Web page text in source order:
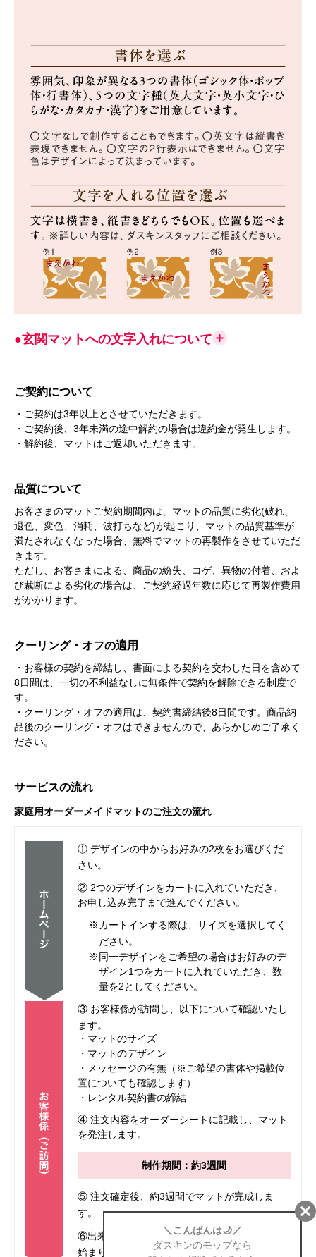
●玄関マットへの文字入れについて
ご契約について
・ご契約は3年以上とさせていただきます。
・ご契約後、3年未満の途中解約の場合は違約金が発生します。
・解約後、マットはご返却いただきます。
品質について
お客さまのマットご契約期間内は、マットの品質に劣化(破れ、
退色、変色、消耗、波打ちなど)が起こり、マットの品質基準が
満たされなくなった場合、無料でマットの再製作をさせていただ
きます。
ただし、お客さまによる、商品の紛失、コゲ、異物の付着、およ
び裁断による劣化の場合は、ご契約経過年数に応じて再製作費用
がかかります。
クーリング・オフの適用
・お客様の契約を締結し、書面による契約を交わした日を含めて
8日間は、一切の不利益なしに無条件で契約を解除できる制度で
す。
・クーリング・オフの適用は、契約書締結後8日間です。商品納
品後のクーリング・オフはできませんので、あらかじめご了承く
ださい。
サービスの流れ
家庭用オーダーメイドマットのご注文の流れ
① デザインの中からお好みの2枚をお選びくだ
さい。
② 2つのデザインをカートに入れていただき、
お申し込み完了まで進んでください。
※カートインする際は、サイズを選択してく
ださい。
※同一デザインをご希望の場合はお好みのデ
ザイン1つをカートに入れていただき、数
量を2としてください。
③ お客様係が訪問し、以下について確認いたし
ます。
・マットのサイズ
・マットのデザイン
・メッセージの有無（※ご希望の書体や掲載位
置についても確認します）
・レンタル契約書の締結
④ 注文内容をオーダーシートに記載し、マット
を発注します。
制作期間：約3週間
⑤ 注文確定後、約3週間でマットが完成しま
す。
⑥出来上がったマットをお届けし、レンタルが
始まります。